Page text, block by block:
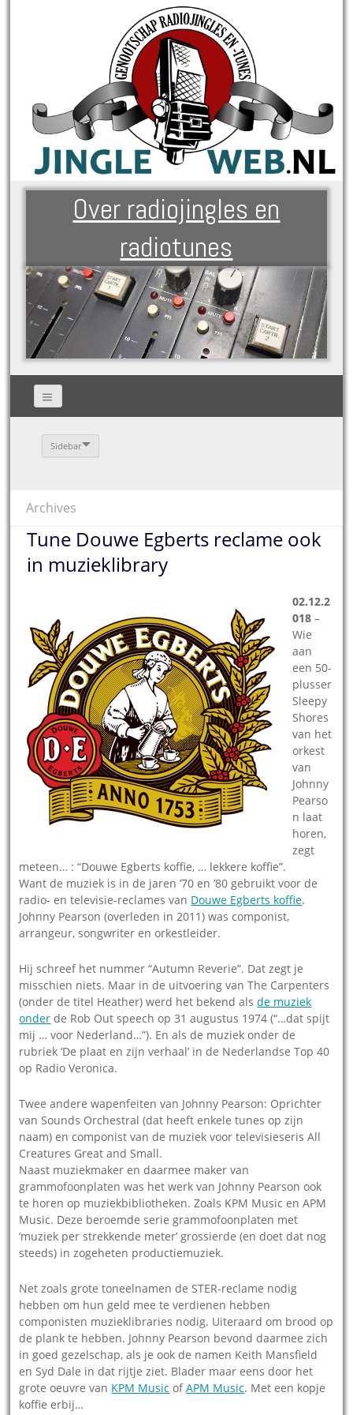
Over radiojingles en
radiotunes
Sidebar
Archives
Tune Douwe Egberts reclame ook
in muzieklibrary
02.12.2
018 –
Wie
aan
een 50-
plusser
Sleepy
Shores
van het
orkest
van
Johnny
Pearso
n laat
horen,
zegt
meteen… : “Douwe Egberts koffie, … lekkere koffie”.
Want de muziek is in de jaren ’70 en ’80 gebruikt voor de
radio- en televisie-reclames van Douwe Egberts koffie.
Johnny Pearson (overleden in 2011) was componist,
arrangeur, songwriter en orkestleider.
Hij schreef het nummer “Autumn Reverie”. Dat zegt je
misschien niets. Maar in de uitvoering van The Carpenters
(onder de titel Heather) werd het bekend alsde muziek
onder de Rob Out speech op 31 augustus 1974 (“…dat spijt
mij … voor Nederland…”). En als de muziek onder de
rubriek ‘De plaat en zijn verhaal’ in de Nederlandse Top 40
op Radio Veronica.
Twee andere wapenfeiten van Johnny Pearson: Oprichter
van Sounds Orchestral (dat heeft enkele tunes op zijn
naam) en componist van de muziek voor televisieseris All
Creatures Great and Small.
Naast muziekmaker en daarmee maker van
grammofoonplaten was het werk van Johnny Pearson ook
te horen op muziekbibliotheken. Zoals KPM Music en APM
Music. Deze beroemde serie grammofoonplaten met
‘muziek per strekkende meter’ grossierde (en doet dat nog
steeds) in zogeheten productiemuziek.
Net zoals grote toneelnamen de STER-reclame nodig
hebben om hun geld mee te verdienen hebben
componisten muzieklibraries nodig. Uiteraard om brood op
de plank te hebben. Johnny Pearson bevond daarmee zich
in goed gezelschap, als je ook de namen Keith Mansfield
en Syd Dale in dat rijtje ziet. Blader maar eens door het
grote oeuvre van KPM Music ofAPM Music. Met een kopje
koffie erbij…